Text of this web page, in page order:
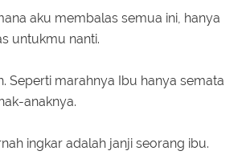
aku membalas semua ini, hanya
untukmu nanti.
Seperti marahnya Ibu hanya semata
anaknya.
ingkar adalah janji seorang ibu.